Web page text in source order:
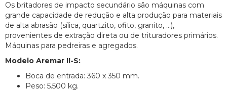
Os britadores de impacto secundário são máquinas com
grande capacidade de redução e alta produção para materiais
de alta abrasão (sílica, quartzito, ofito, granito, ...),
provenientes de extração direta ou de trituradores primários.
Máquinas para pedreiras e agregados.
Modelo Aremar II-S:
Boca de entrada: 360 x 350 mm.
Peso: 5.500 kg.